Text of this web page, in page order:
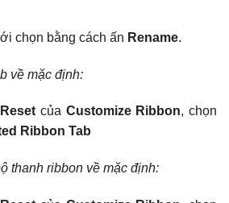
chọn bằng cách ấn Rename.
về mặc định:
Resetcủa Customize Ribbon, chọn
Ribbon Tab
thanh ribbon về mặc định: